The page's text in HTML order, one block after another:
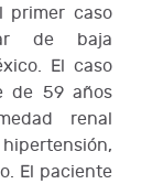
primer caso
de baja
El caso
de 59 años
renal
El paciente